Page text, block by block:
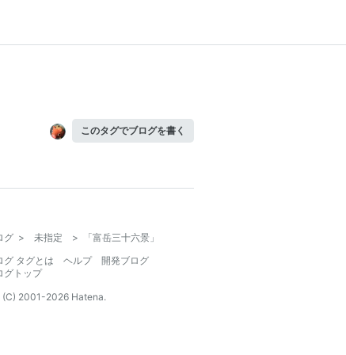
このタグでブログを書く
グ > 未指定 >
「富岳三十六景」
グ タグとは
ヘルプ
開発ブログ
グトップ
2001-2026 Hatena.